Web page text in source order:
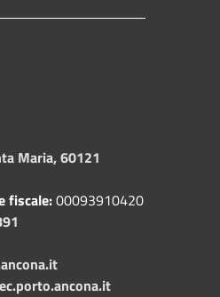
Maria, 60121
fiscale:00093910420